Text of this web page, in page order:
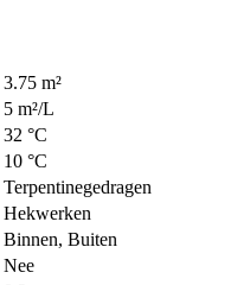
3.75 m²
5 m²/L
32 °C
10 °C
Terpentinegedragen
Hekwerken
Binnen, Buiten
Nee